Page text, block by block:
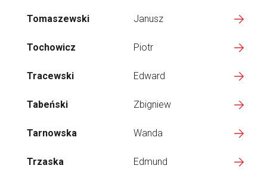
Tomaszewski Janusz
Tochowicz Piotr
Tracewski Edward
Tabeński Zbigniew
Tarnowska Wanda
Trzaska Edmund